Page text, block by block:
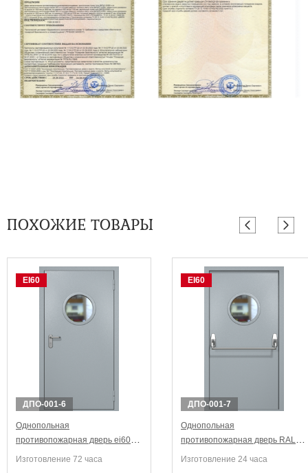
ПОХОЖИЕ ТОВАРЫ
EI60
ДПО-001-6
Однопольная
противопожарная дверь ei60
RAL 7040 с круглым
Изготовление 72 часа
EI60
ДПО-001-7
Однопольная
противопожарная дверь RAL
7040 ei60 Антипаника с круглым
Изготовление 24 часа